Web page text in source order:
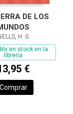
DE LOS
H. G.
en stock en la
librería
€
Comprar